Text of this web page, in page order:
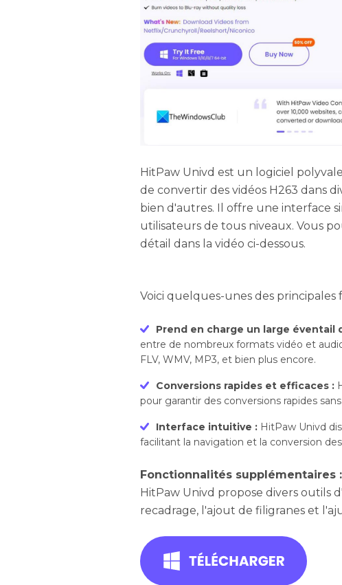
HitPaw Univd est un logiciel
de convertir des vidéos H263 dans
bien d'autres. Il offre une interface
utilisateurs de tous niveaux. Vous
détail dans la vidéo ci-dessous.
Voici quelques-unes des
Prend en charge un large éventail
entre de nombreux formats vidéo et
FLV, WMV, MP3, et bien plus encore.
Conversions rapides et efficaces :
pour garantir des conversions rapides
Interface intuitive : HitPaw Univd
facilitant la navigation et la conversion
Fonctionnalités supplémentaires :
HitPaw Univd propose divers outils
recadrage, l'ajout de filigranes et